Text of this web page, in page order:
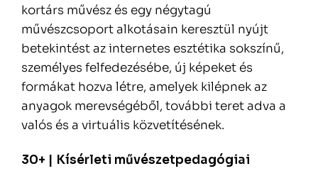
kortárs művész és egy négytagú
művészcsoport alkotásain keresztül nyújt
betekintést az internetes esztétika sokszínű,
személyes felfedezésébe, új képeket és
formákat hozva létre, amelyek kilépnek az
anyagok merevségéből, további teret adva a
valós és a virtuális közvetítésének.
30+ | Kísérleti művészetpedagógiai